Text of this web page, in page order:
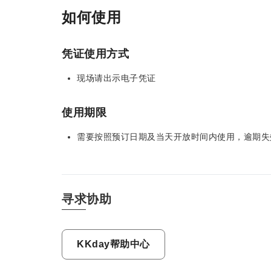
如何使用
凭证使用方式
现场请出示电子凭证
使用期限
需要按照预订日期及当天开放时间内使用，逾期
寻求协助
KKday帮助中心